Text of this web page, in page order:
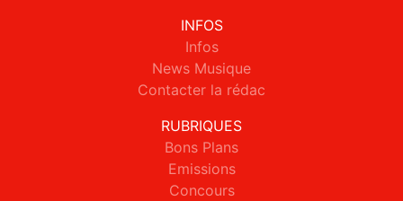
INFOS
Infos
News Musique
Contacter la rédac
RUBRIQUES
Bons Plans
Emissions
Concours